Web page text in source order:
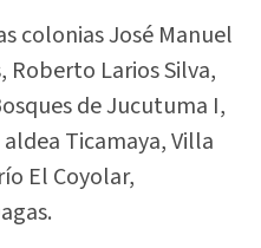
colonias José Manuel
Roberto Larios Silva,
de Jucutuma I,
Ticamaya, Villa
El Coyolar,